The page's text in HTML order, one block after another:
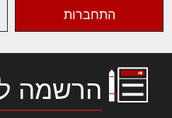
התחברות
הרשמה